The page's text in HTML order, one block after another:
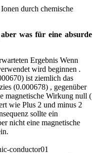
durch chemische
was für eine absurde
Ergebnis Wenn
wird beginnen .
ist ziemlich das
(0.000678) , gegenüber
magnetische Wirkung null (
wie Plus 2 und minus 2
sollte ein
nicht eine magnetische